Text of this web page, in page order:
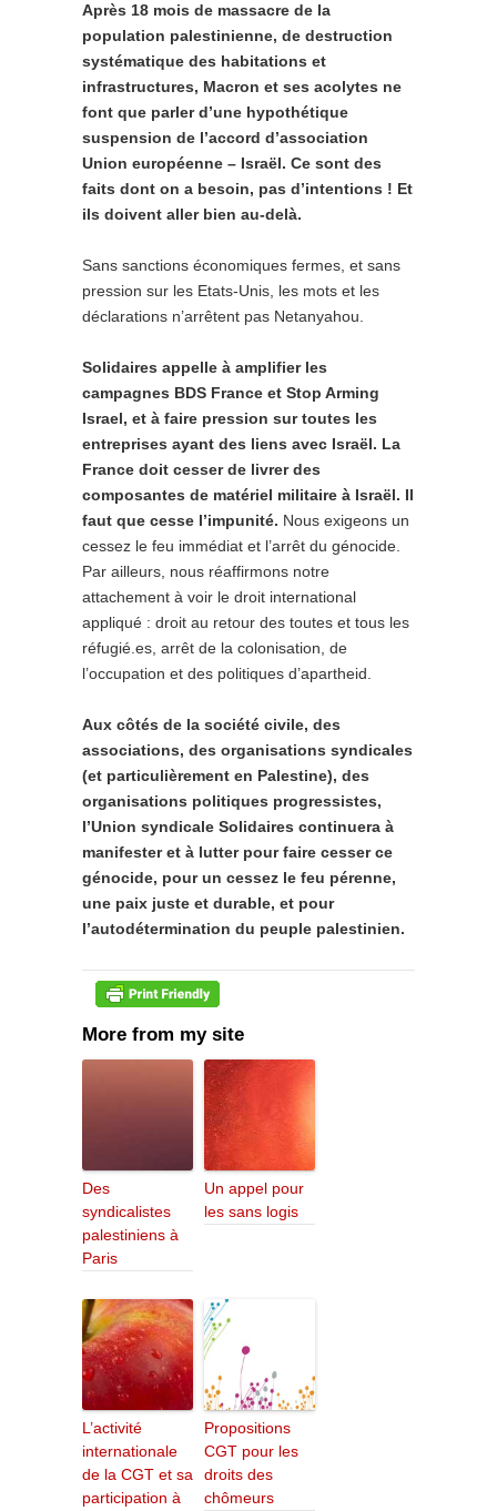
Après 18 mois de massacre de la
population palestinienne, de destruction
systématique des habitations et
infrastructures, Macron et ses acolytes ne
font que parler d’une hypothétique
suspension de l’accord d’association
Union européenne – Israël. Ce sont des
faits dont on a besoin, pas d’intentions ! Et
ils doivent aller bien au-delà.
Sans sanctions économiques fermes, et sans
pression sur les Etats-Unis, les mots et les
déclarations n’arrêtent pas Netanyahou.
Solidaires appelle à amplifier les
campagnes BDS France et Stop Arming
Israel, et à faire pression sur toutes les
entreprises ayant des liens avec Israël. La
France doit cesser de livrer des
composantes de matériel militaire à Israël. Il
faut que cesse l’impunité. Nous exigeons un
cessez le feu immédiat et l’arrêt du génocide.
Par ailleurs, nous réaffirmons notre
attachement à voir le droit international
appliqué : droit au retour des toutes et tous les
réfugié.es, arrêt de la colonisation, de
l’occupation et des politiques d’apartheid.
Aux côtés de la société civile, des
associations, des organisations syndicales
(et particulièrement en Palestine), des
organisations politiques progressistes,
l’Union syndicale Solidaires continuera à
manifester et à lutter pour faire cesser ce
génocide, pour un cessez le feu pérenne,
une paix juste et durable, et pour
l’autodétermination du peuple palestinien.
More from my site
Des
syndicalistes
palestiniens à
Paris
Un appel pour
les sans logis
L’activité
internationale
de la CGT et sa
participation à
Propositions
CGT pour les
droits des
chômeurs